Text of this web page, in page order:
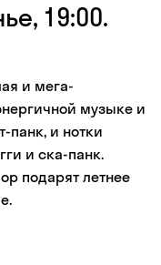
19:00.
и мега-
музыке и
панк, и нотки
и ска-панк.
подарят летнее